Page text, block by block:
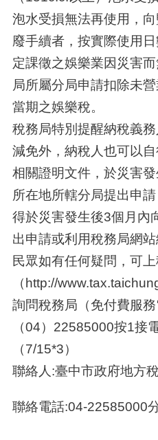
泡水受損無法再使用，
廢手續者，按實際使用
定課徵之娛樂業因災害
局所屬分局申請扣除未
當期之娛樂稅。
稅務局特別提醒納稅義
減免外，納稅人也可以
相關證明文件，於災害
所在地所轄分局提出申
得於災害發生後3個月內
出申請或利用稅務局網站
民眾如有任何疑問，可
（http://
詢問稅務局（免付費服
（04）22585000按1接
（7/15*3）
聯絡人:臺中市政府地方
聯絡電話:04-22585000